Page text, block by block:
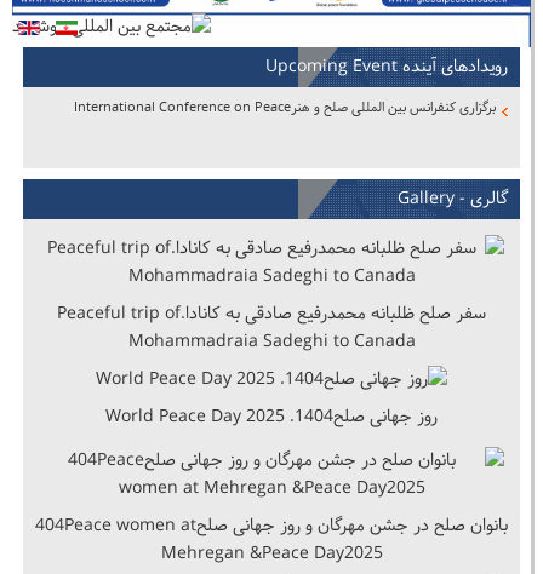
رویدادهای آینده Upcoming Event
برگزاری کنفرانس بین المللی صلح و هنرInternational Conference on Peace
گالری - Gallery
سفر صلح ظلبانه محمدرفیع صادقی به کانادا.Peaceful trip of
Mohammadraia Sadeghi to Canada
روز جهانی صلح1404. World Peace Day 2025
بانوان صلح در جشن مهرگان و روز جهانی صلح404Peace women at
Mehregan &Peace Day2025